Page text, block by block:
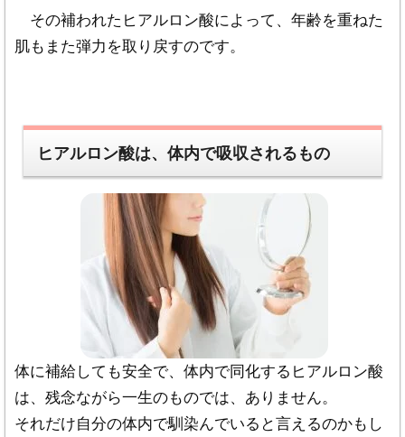
れているクリニックや機関が常に最も優れている
とは限りません。
・金額や値段は個人によって異なるため、当サイ
額や値段は異なる可能性があります。
※予期せぬトラブルを防ぐために値段や金額につ
いては当サイト以外でも是非事前によくお調べに
なってください。
その補われたヒアルロン酸によって、年齢を重ねた
肌もまた弾力を取り戻すのです。
ヒアルロン酸は、体内で吸収されるもの
体に補給しても安全で、体内で同化するヒアルロン酸
は、残念ながら一生のものでは、ありません。
それだけ自分の体内で馴染んでいると言えるのかもし